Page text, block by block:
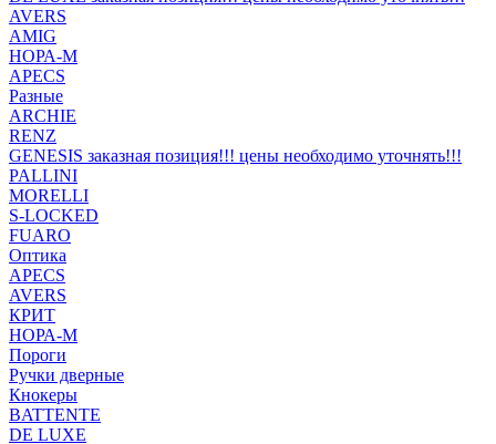
AVERS
AMIG
НОРА-М
APECS
Разные
ARCHIE
RENZ
GENESIS заказная позиция!!! цены необходимо уточнять!!!
PALLINI
MORELLI
S-LOCKED
FUARO
Оптика
APECS
AVERS
КРИТ
НОРА-М
Пороги
Ручки дверные
Кнокеры
BATTENTE
DE LUXE